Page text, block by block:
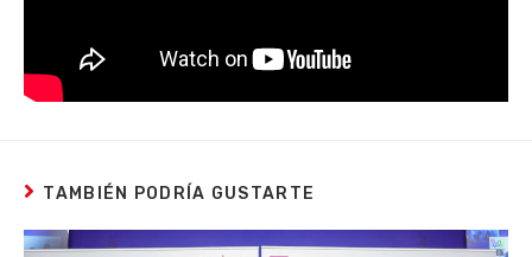
TAMBIÉN PODRÍA GUSTARTE